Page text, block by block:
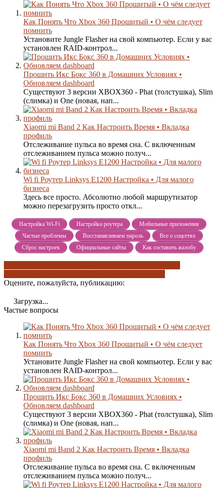
Как Понять Что Xbox 360 Прошитый • О чём следует
помнить
Установите Jungle Flasher на свой компьютер. Если у вас
установлен RAID-контрол...
Прошить Икс Бокс 360 в Домашних Условиях •
Обновляем dashboard
Существуют 3 версии XBOX360 - Phat (толстушка), Slim
(слимка) и One (новая, нап...
Xiaomi mi Band 2 Как Настроить Время • Вкладка
профиль
Отслеживание пульса во время сна. С включенным
отслеживанием пульса можно получ...
Wi fi Роутер Linksys E1200 Настройка • Для малого
бизнеса
Здесь все просто. Абсолютно любой маршрутизатор
можно перезагрузить просто откл...
Настройка Wi-Fi Настройка роутера
Мобильные приложения
Частые проблемы
Восстанавливаем пароль
Все о соцсетях
Сброс настроек
Официальные сайты Как составить жалобу
Оцените, пожалуйста, публикацию:
Загрузка...
Частые вопросы
Как Понять Что Xbox 360 Прошитый • О чём следует
помнить
Установите Jungle Flasher на свой компьютер. Если у вас
установлен RAID-контрол...
Прошить Икс Бокс 360 в Домашних Условиях •
Обновляем dashboard
Существуют 3 версии XBOX360 - Phat (толстушка), Slim
(слимка) и One (новая, нап...
Xiaomi mi Band 2 Как Настроить Время • Вкладка
профиль
Отслеживание пульса во время сна. С включенным
отслеживанием пульса можно получ...